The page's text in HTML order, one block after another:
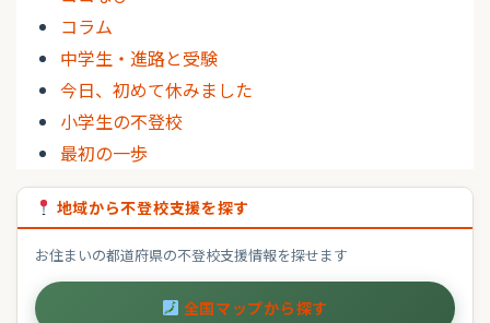
コラム
中学生・進路と受験
今日、初めて休みました
小学生の不登校
最初の一歩
地域から不登校支援を探す
お住まいの都道府県の不登校支援情報を探せます
全国マップから探す